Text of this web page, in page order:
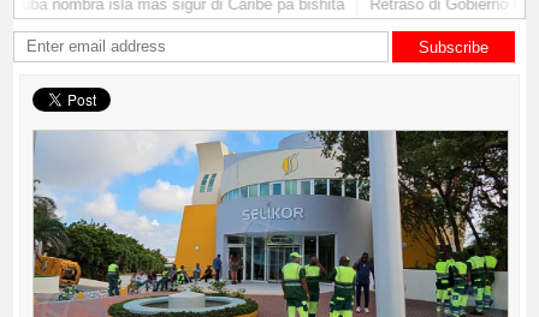
nombra isla mas sigur di Caribe pa bishita Retraso di Gobierno ta
Subscribe